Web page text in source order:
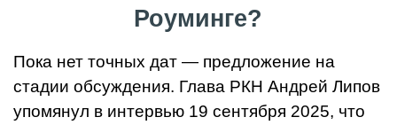
Роуминге?
Пока нет точных дат — предложение на
стадии обсуждения. Глава РКН Андрей Липов
упомянул в интервью 19 сентября 2025, что